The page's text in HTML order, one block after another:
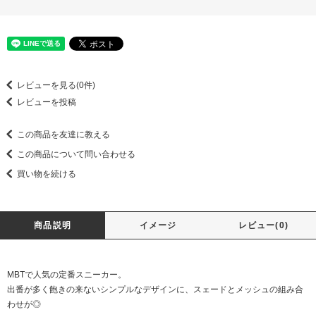
レビューを見る(0件)
レビューを投稿
この商品を友達に教える
この商品について問い合わせる
買い物を続ける
商品説明 イメージ レビュー(0)
MBTで人気の定番スニーカー。
出番が多く飽きの来ないシンプルなデザインに、スェードとメッシュの組み合
わせが◎